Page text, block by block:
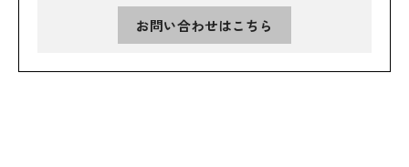
お問い合わせはこちら